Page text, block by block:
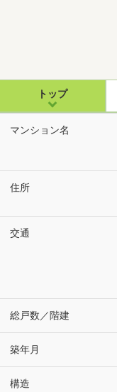
トップ
マンション名
住所
交通
総戸数／階建
築年月
構造